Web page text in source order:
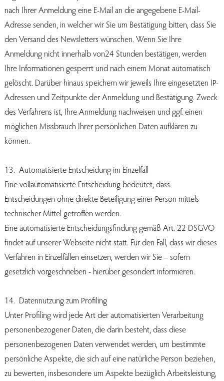
nach Ihrer Anmeldung eine E-Mail an die angegebene E-Mail-
Adresse senden, in welcher wir Sie um Bestätigung bitten, dass Sie
den Versand des Newsletters wünschen. Wenn Sie Ihre
Anmeldung nicht innerhalb von24 Stunden bestätigen, werden
Ihre Informationen gesperrt und nach einem Monat automatisch
gelöscht. Darüber hinaus speichern wir jeweils Ihre eingesetzten IP-
Adressen und Zeitpunkte der Anmeldung und Bestätigung. Zweck
des Verfahrens ist, Ihre Anmeldung nachweisen und ggf. einen
möglichen Missbrauch Ihrer persönlichen Daten aufklären zu
können.
13. Automatisierte Entscheidung im Einzelfall
Eine vollautomatisierte Entscheidung bedeutet, dass
Entscheidungen ohne direkte Beteiligung einer Person mittels
technischer Mittel getroffen werden.
Eine automatisierte Entscheidungsfindung gemäß Art. 22 DSGVO
findet auf unserer Webseite nicht statt. Für den Fall, dass wir dieses
Verfahren in Einzelfällen einsetzen, werden wir Sie – sofern
gesetzlich vorgeschrieben - hierüber gesondert informieren.
14. Datennutzung zum Profiling
Unter Profiling wird jede Art der automatisierten Verarbeitung
personenbezogener Daten, die darin besteht, dass diese
personenbezogenen Daten verwendet werden, um bestimmte
persönliche Aspekte, die sich auf eine natürliche Person beziehen,
zu bewerten, insbesondere um Aspekte bezüglich Arbeitsleistung,